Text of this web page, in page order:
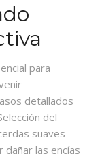
para
detallados
del
suaves
las encías